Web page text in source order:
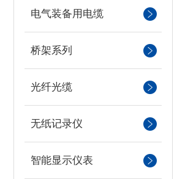
电气装备用电缆
桥架系列
光纤光缆
无纸记录仪
智能显示仪表